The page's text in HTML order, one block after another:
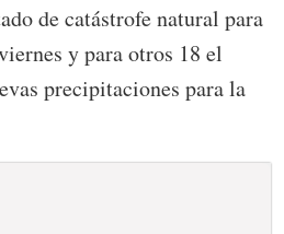
de catástrofe natural para
y para otros 18 el
precipitaciones para la